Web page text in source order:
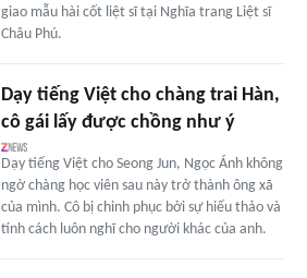
giao mẫu hài cốt liệt sĩ tại Nghĩa trang Liệt sĩ
Châu Phú.
Dạy tiếng Việt cho chàng trai Hàn,
cô gái lấy được chồng như ý
Dạy tiếng Việt cho Seong Jun, Ngọc Ánh không
ngờ chàng học viên sau này trở thành ông xã
của mình. Cô bị chinh phục bởi sự hiếu thảo và
tính cách luôn nghĩ cho người khác của anh.